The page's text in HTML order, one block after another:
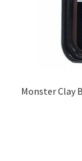
Monster Clay